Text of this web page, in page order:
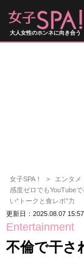
大人女性のホンネに向き合う
女子SPA！ エンタメ
感度ゼロでもYouTube
い“トークと食レポ”力
更新日：2025.08.07 15:57
Entertainment
不倫で干さ